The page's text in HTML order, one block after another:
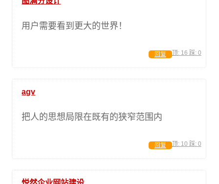
用户需要看到更大的世界！
顶: 16 踩: 0
回复
agv
把人的思想局限在既有的狭窄范围内
顶: 10 踩: 0
回复